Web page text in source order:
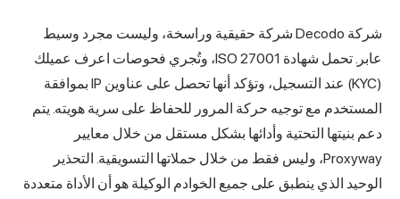
شركة Decodo شركة حقيقية وراسخة، وليست مجرد وسيط
عابر. تحمل شهادة ISO 27001، وتُجري فحوصات اعرف عميلك
(KYC) عند التسجيل، وتؤكد أنها تحصل على عناوين IP بموافقة
المستخدم مع توجيه حركة المرور للحفاظ على سرية هويته. يتم
دعم بنيتها التحتية وأدائها بشكل مستقل من خلال معايير
Proxyway، وليس فقط من خلال حملاتها التسويقية. التحذير
الوحيد الذي ينطبق على جميع الخوادم الوكيلة هو أن الأداة متعددة